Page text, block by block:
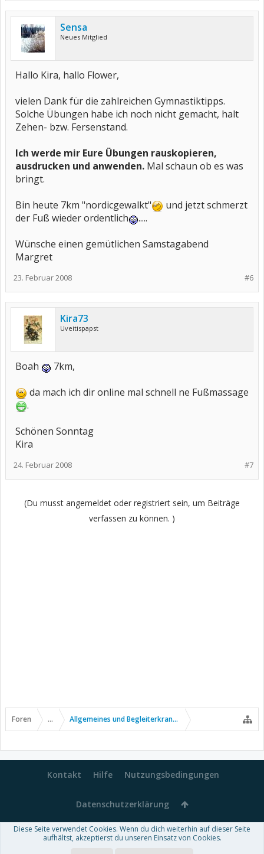
Sensa
Neues Mitglied
Hallo Kira, hallo Flower,
vielen Dank für die zahlreichen Gymnastiktipps.
Solche Übungen habe ich noch nicht gemacht, halt
Zehen- bzw. Fersenstand.
Ich werde mir Eure Übungen rauskopieren,
ausdrucken und anwenden. Mal schaun ob es was
bringt.
Bin heute 7km "nordicgewalkt"
und jetzt schmerzt
der Fuß wieder ordentlich
.....
Wünsche einen gemütlichen Samstagabend
Margret
#6
23. Februar 2008
Kira73
Uveitispapst
Boah
7km,
da mach ich dir online mal schnell ne Fußmassage
.
Schönen Sonntag
Kira
#7
24. Februar 2008
(Du musst angemeldet oder registriert sein, um Beiträge
verfassen zu können. )
Foren ... Allgemeines und Begleiterkrankungen
Kontakt Hilfe Nutzungsbedingungen
Datenschutzerklärung
Forum software by XenForo™-Deutsch von xenDach
Diese Seite verwendet Cookies. Wenn du dich weiterhin auf dieser Seite
aufhältst, akzeptierst du unseren Einsatz von Cookies.